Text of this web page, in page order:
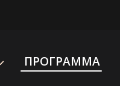
ПРОГРАММА